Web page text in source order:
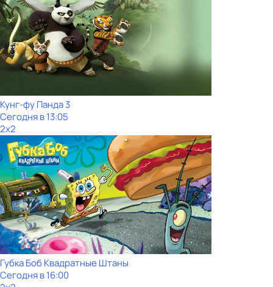
Кунг-фу Панда 3
Сегодня в 13:05
2x2
Губка Боб Квадратные Штаны
Сегодня в 16:00